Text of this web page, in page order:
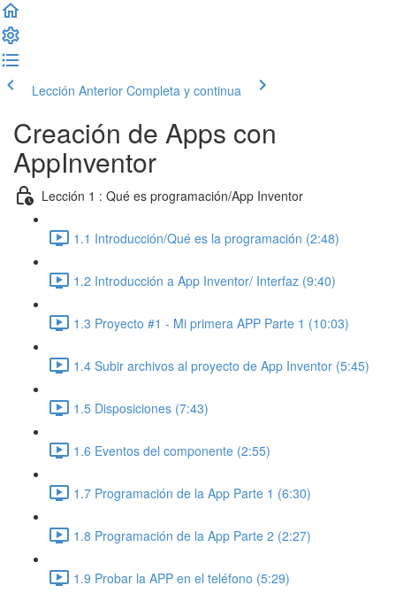
Lección Anterior Completa y continua
Creación de Apps con
AppInventor
Lección 1 : Qué es programación/App Inventor
1.1 Introducción/Qué es la programación (2:48)
1.2 Introducción a App Inventor/ Interfaz (9:40)
1.3 Proyecto #1 - Mi primera APP Parte 1 (10:03)
1.4 Subir archivos al proyecto de App Inventor (5:45)
1.5 Disposiciones (7:43)
1.6 Eventos del componente (2:55)
1.7 Programación de la App Parte 1 (6:30)
1.8 Programación de la App Parte 2 (2:27)
1.9 Probar la APP en el teléfono (5:29)